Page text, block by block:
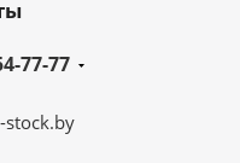
77-77
stock.by